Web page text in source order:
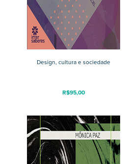
Design, cultura e sociedade
R$95,00